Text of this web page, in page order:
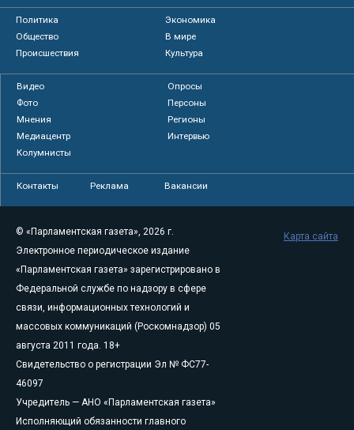
Политика
Экономика
Общество
В мире
Происшествия
Культура
Видео
Опросы
Фото
Персоны
Мнения
Регионы
Медиацентр
Интервью
Колумнисты
Контакты Реклама Вакансии
© «Парламентская газета», 2026 г.
Электронное периодическое издание
«Парламентская газета» зарегистрировано в
Федеральной службе по надзору в сфере
связи, информационных технологий и
массовых коммуникаций (Роскомнадзор) 05
августа 2011 года. 18+
Свидетельство о регистрации Эл № ФС77-
46097
Учредитель — АНО «Парламентская газета»
Исполняющий обязанности главного
Карта сайта